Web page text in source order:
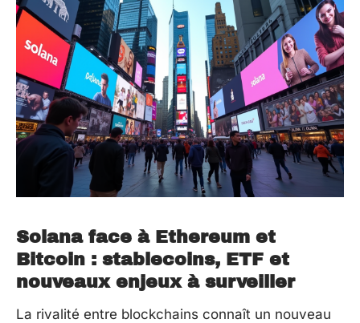
Solana face à Ethereum et
Bitcoin : stablecoins, ETF et
nouveaux enjeux à surveiller
La rivalité entre blockchains connaît un nouveau